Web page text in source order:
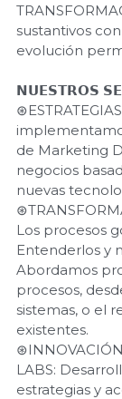
sustantivos
evolución
𝗡𝗨𝗘𝗦𝗧𝗥𝗢𝗦
de Marketing
negocios
nuevas
Los procesos
Entenderlos y
Abordamos
procesos,
sistemas, o el
existentes.
LABS:
estrategias y